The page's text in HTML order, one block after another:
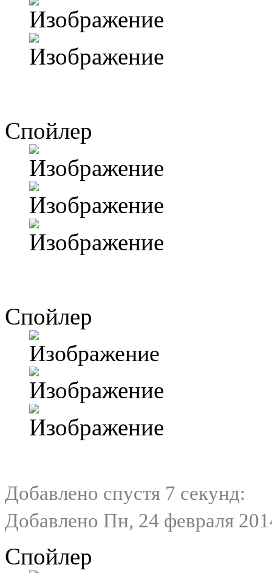
Спойлер
Спойлер
Добавлено спустя 7 секунд:
Добавлено Пн, 24 февраля
Спойлер